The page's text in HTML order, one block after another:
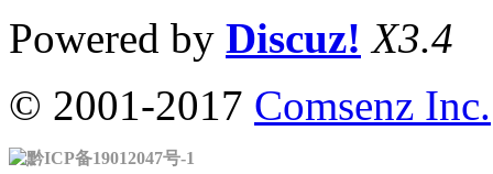
Powered by Discuz! X3.4
© 2001-2017 Comsenz Inc.
黔ICP备19012047号-1